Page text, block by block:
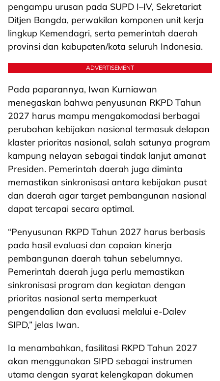
pengampu urusan pada SUPD I–IV, Sekretariat
Ditjen Bangda, perwakilan komponen unit kerja
lingkup Kemendagri, serta pemerintah daerah
provinsi dan kabupaten/kota seluruh Indonesia.
ADVERTISEMENT
Pada paparannya, Iwan Kurniawan
menegaskan bahwa penyusunan RKPD Tahun
2027 harus mampu mengakomodasi berbagai
perubahan kebijakan nasional termasuk delapan
klaster prioritas nasional, salah satunya program
kampung nelayan sebagai tindak lanjut amanat
Presiden. Pemerintah daerah juga diminta
memastikan sinkronisasi antara kebijakan pusat
dan daerah agar target pembangunan nasional
dapat tercapai secara optimal.
“Penyusunan RKPD Tahun 2027 harus berbasis
pada hasil evaluasi dan capaian kinerja
pembangunan daerah tahun sebelumnya.
Pemerintah daerah juga perlu memastikan
sinkronisasi program dan kegiatan dengan
prioritas nasional serta memperkuat
pengendalian dan evaluasi melalui e-Dalev
SIPD,” jelas Iwan.
Ia menambahkan, fasilitasi RKPD Tahun 2027
akan menggunakan SIPD sebagai instrumen
utama dengan syarat kelengkapan dokumen